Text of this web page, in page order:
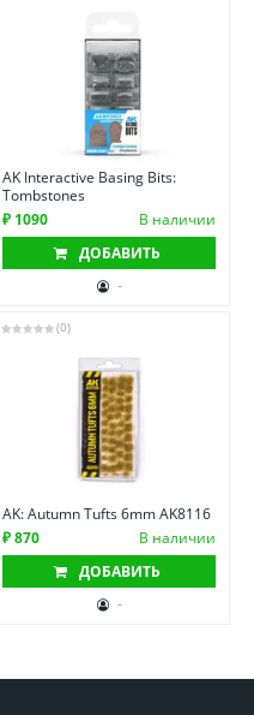
AK Interactive Basing Bits:
Tombstones
₽ 1090
В наличии
ДОБАВИТЬ
-
(0)
AK: Autumn Tufts 6mm AK8116
₽ 870
В наличии
ДОБАВИТЬ
-